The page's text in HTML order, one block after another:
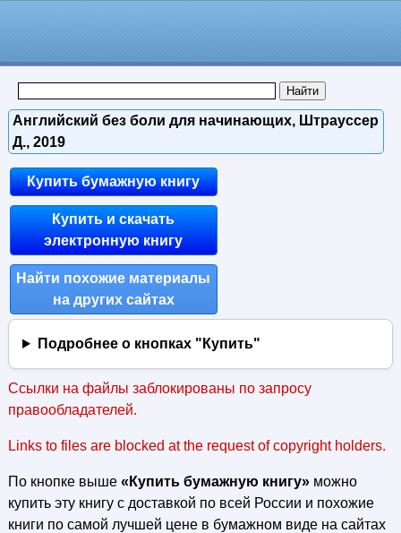
Английский без боли для начинающих, Штрауссер
Д., 2019
Купить бумажную книгу
Купить и скачать
электронную книгу
Найти похожие материалы
на других сайтах
Подробнее о кнопках "Купить"
Ссылки на файлы заблокированы по запросу
правообладателей.
Links to files are blocked at the request of copyright holders.
По кнопке выше «Купить бумажную книгу»можно
купить эту книгу с доставкой по всей России и похожие
книги по самой лучшей цене в бумажном виде на сайтах